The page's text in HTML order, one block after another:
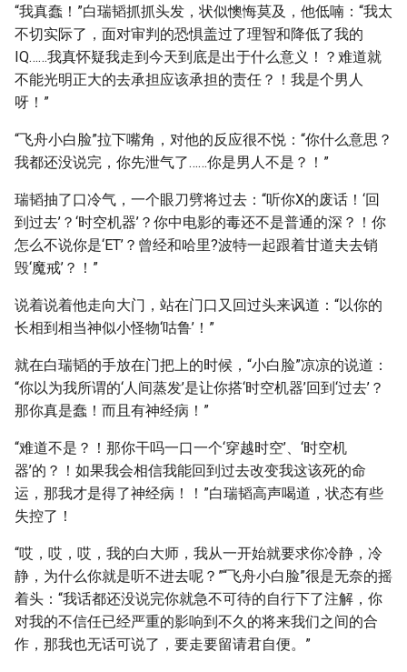
“我真蠢！”白瑞韬抓抓头发，状似懊悔莫及，他低喃：“我太
不切实际了，面对审判的恐惧盖过了理智和降低了我的
IQ……我真怀疑我走到今天到底是出于什么意义！？难道就
不能光明正大的去承担应该承担的责任？！我是个男人
呀！”
“飞舟小白脸”拉下嘴角，对他的反应很不悦：“你什么意思？
我都还没说完，你先泄气了……你是男人不是？！”
瑞韬抽了口冷气，一个眼刀劈将过去：“听你X的废话！‘回
到过去’？‘时空机器’？你中电影的毒还不是普通的深？！你
怎么不说你是‘ET’？曾经和哈里?波特一起跟着甘道夫去销
毁‘魔戒’？！”
说着说着他走向大门，站在门口又回过头来讽道：“以你的
长相到相当神似小怪物‘咕鲁’！”
就在白瑞韬的手放在门把上的时候，“小白脸”凉凉的说道：
“你以为我所谓的‘人间蒸发’是让你搭‘时空机器’回到‘过去’？
那你真是蠢！而且有神经病！”
“难道不是？！那你干吗一口一个‘穿越时空’、‘时空机
器’的？！如果我会相信我能回到过去改变我这该死的命
运，那我才是得了神经病！！”白瑞韬高声喝道，状态有些
失控了！
“哎，哎，哎，我的白大师，我从一开始就要求你冷静，冷
静，为什么你就是听不进去呢？”“飞舟小白脸”很是无奈的摇
着头：“我话都还没说完你就急不可待的自行下了注解，你
对我的不信任已经严重的影响到不久的将来我们之间的合
作，那我也无话可说了，要走要留请君自便。”